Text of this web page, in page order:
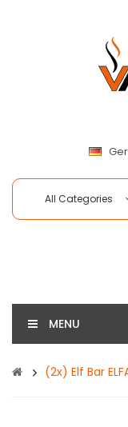
All Categories
MENU
(2x) Elf Bar